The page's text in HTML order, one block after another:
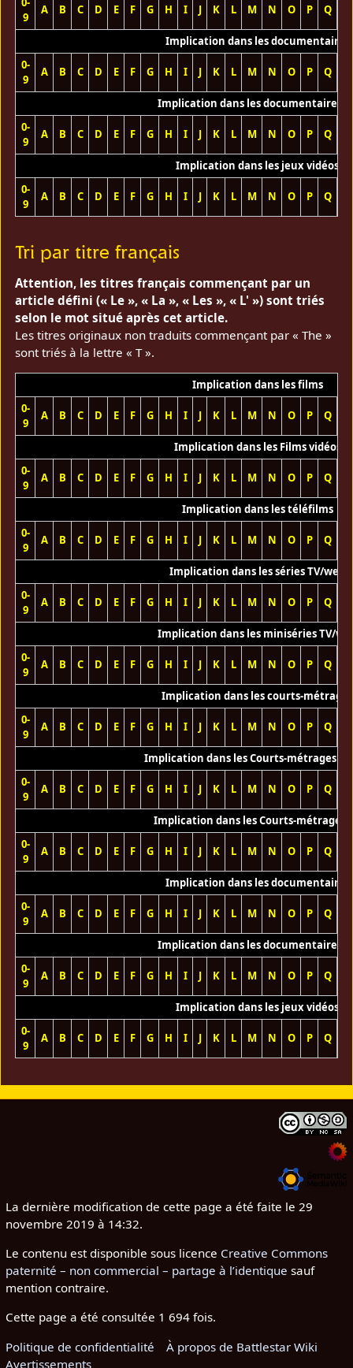
9
A B C D E F G H I J K L M N O P Q
Implication dans les documentaires
0-
9
A B C D E F G H I J K L M N O P Q
Implication dans les documentaires
0-
9
A B C D E F G H I J K L M N O P Q
Implication dans les jeux vidéos
0-
9
A B C D E F G H I J K L M N O P Q
Tri par titre français
Attention, les titres français commençant par un
article défini (« Le », « La », « Les », « L' ») sont triés
selon le mot situé après cet article.
Les titres originaux non traduits commençant par « The »
sont triés à la lettre « T ».
Implication dans les films
0-
9
A B C D E F G H I J K L M N O P Q
Implication dans les Films vidéos
0-
9
A B C D E F G H I J K L M N O P Q
Implication dans les téléfilms
0-
9
A B C D E F G H I J K L M N O P Q
Implication dans les séries TV/web
0-
9
A B C D E F G H I J K L M N O P Q
Implication dans les miniséries TV/
0-
9
A B C D E F G H I J K L M N O P Q
Implication dans les courts-métrages
0-
9
A B C D E F G H I J K L M N O P Q
Implication dans les Courts-métrages
0-
9
A B C D E F G H I J K L M N O P Q
Implication dans les Courts-métrages
0-
9
A B C D E F G H I J K L M N O P Q
Implication dans les documentaires
0-
9
A B C D E F G H I J K L M N O P Q
Implication dans les documentaires
0-
9
A B C D E F G H I J K L M N O P Q
Implication dans les jeux vidéos
0-
9
A B C D E F G H I J K L M N O P Q
La dernière modification de cette page a été faite le 29
novembre 2019 à 14:32.
Le contenu est disponible sous licence Creative Commons
paternité – non commercial – partage à l’identique sauf
mention contraire.
Cette page a été consultée 1 694 fois.
Politique de confidentialité
À propos de Battlestar Wiki
Avertissements